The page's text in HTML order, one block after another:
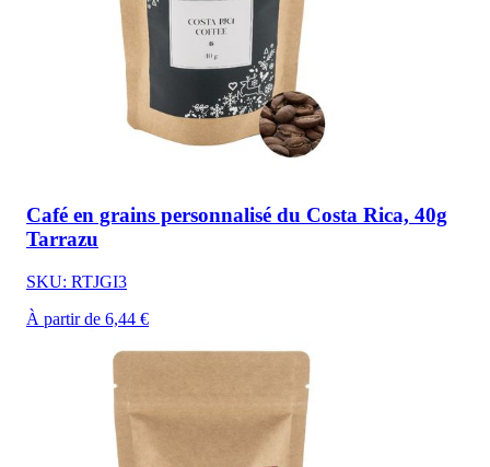
Café en grains personnalisé du Costa Rica, 40g
Tarrazu
SKU: RTJGI3
À partir de 6,44 €